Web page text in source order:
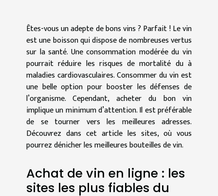
Êtes-vous un adepte de bons vins ? Parfait ! Le vin
est une boisson qui dispose de nombreuses vertus
sur la santé. Une consommation modérée du vin
pourrait réduire les risques de mortalité du à
maladies cardiovasculaires. Consommer du vin est
une belle option pour booster les défenses de
l’organisme. Cependant, acheter du bon vin
implique un minimum d’attention. Il est préférable
de se tourner vers les meilleures adresses.
Découvrez dans cet article les sites, où vous
pourrez dénicher les meilleures bouteilles de vin.
Achat de vin en ligne : les
sites les plus fiables du